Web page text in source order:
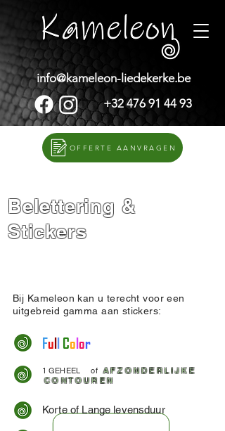
info@kameleon-liedekerke.be
+32 476 91 44 93
OFFERTE AANVRAGEN
Belettering &
Stickers
Bij Kameleon kan u terecht voor een
uitgebreid gamma aan stickers:
Full Color
1 GEHEEL ofA F Z O N D E R L I J K E
C O N T O U R E N
Korte of Lange levensduur